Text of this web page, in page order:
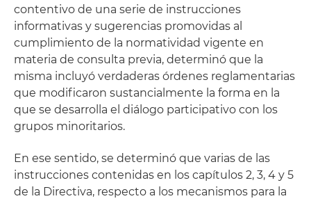
contentivo de una serie de instrucciones
informativas y sugerencias promovidas al
cumplimiento de la normatividad vigente en
materia de consulta previa, determinó que la
misma incluyó verdaderas órdenes reglamentarias
que modificaron sustancialmente la forma en la
que se desarrolla el diálogo participativo con los
grupos minoritarios.
En ese sentido, se determinó que varias de las
instrucciones contenidas en los capítulos 2, 3, 4 y 5
de la Directiva, respecto a los mecanismos para la